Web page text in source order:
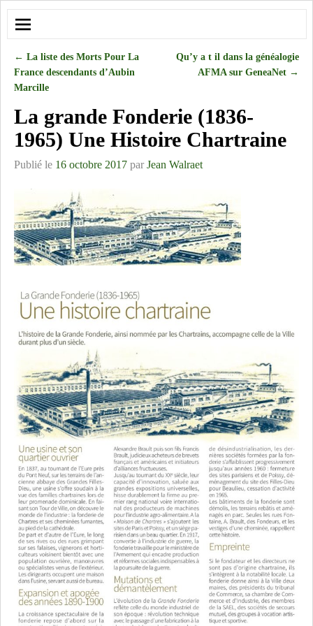
Navigation des articles
← La liste des Morts Pour La
France descendants d’Aubin
Marcille
Qu’y a t il dans la généalogie
AFMA sur GeneaNet →
La grande Fonderie (1836-
1965) Une Histoire Chartraine
Publié le 16 octobre 2017 par Jean Walraet